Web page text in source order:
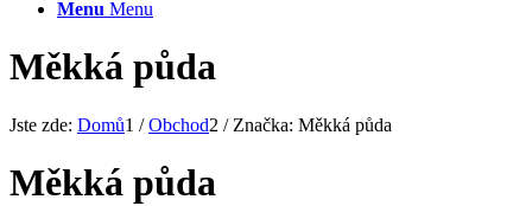
Menu Menu
Měkká půda
Jste zde: Domů1 / Obchod2 / Značka: Měkká půda
Měkká půda